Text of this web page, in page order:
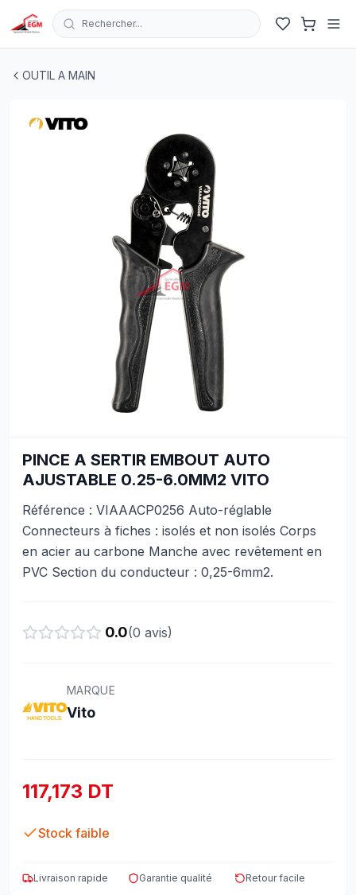
Rechercher...
OUTIL A MAIN
PINCE A SERTIR EMBOUT AUTO
AJUSTABLE 0.25-6.0MM2 VITO
Référence : VIAAACP0256 Auto-réglable
Connecteurs à fiches : isolés et non isolés Corps
en acier au carbone Manche avec revêtement en
PVC Section du conducteur : 0,25-6mm2.
0.0(0 avis)
MARQUE
Vito
117,173 DT
Stock faible
Livraison rapide Garantie qualité Retour facile